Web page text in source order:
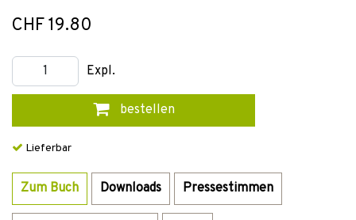
CHF 19.80
Expl.
bestellen
Lieferbar
Zum Buch Downloads Pressestimmen